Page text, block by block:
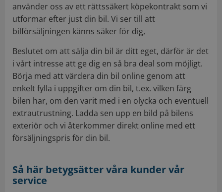
använder oss av ett rättssäkert köpekontrakt som vi
utformar efter just din bil. Vi ser till att
bilförsäljningen känns säker för dig,
Beslutet om att sälja din bil är ditt eget, därför är det
i vårt intresse att ge dig en så bra deal som möjligt.
Börja med att värdera din bil online genom att
enkelt fylla i uppgifter om din bil, t.ex. vilken färg
bilen har, om den varit med i en olycka och eventuell
extrautrustning. Ladda sen upp en bild på bilens
exteriör och vi återkommer direkt online med ett
försäljningspris för din bil.
Så här betygsätter våra kunder vår
service